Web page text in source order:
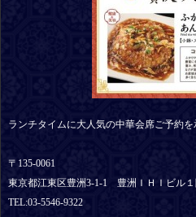
ランチタイムに大人気の中華会席ご予約
〒135-0061
東京都江東区豊洲3-1-1 豊洲ＩＨＩビル
TEL:03-5546-9322